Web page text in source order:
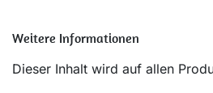
Weitere Informationen
Dieser Inhalt wird auf allen